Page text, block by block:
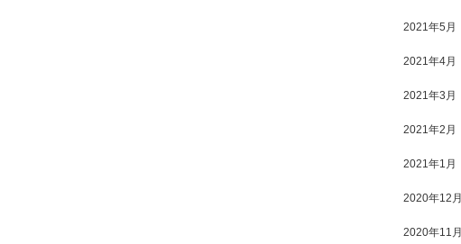
2021年5月
2021年4月
2021年3月
2021年2月
2021年1月
2020年12月
2020年11月